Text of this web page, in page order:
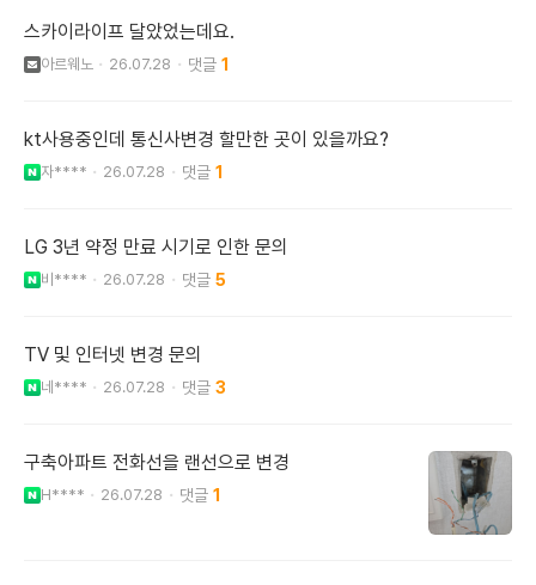
스카이라이프 달았었는데요.
아르웨노 26.07.28 1
kt사용중인데 통신사변경 할만한 곳이 있을까요?
자**** 26.07.28 1
LG 3년 약정 만료 시기로 인한 문의
비**** 26.07.28 5
TV 및 인터넷 변경 문의
네**** 26.07.28 3
구축아파트 전화선을 랜선으로 변경
H**** 26.07.28 1